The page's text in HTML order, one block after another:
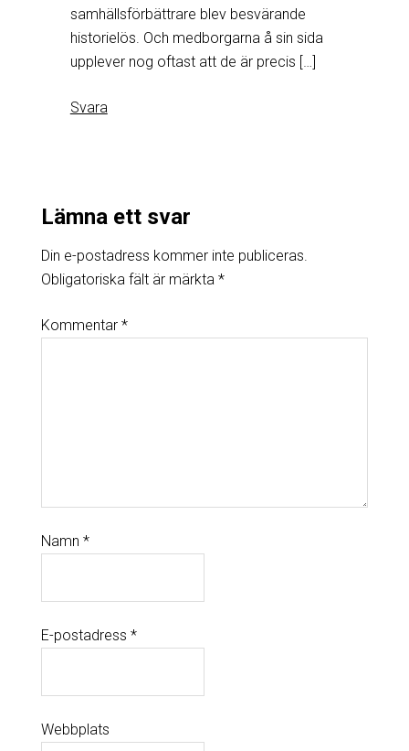
samhällsförbättrare blev besvärande
historielös. Och medborgarna å sin sida
upplever nog oftast att de är precis […]
Svara
Lämna ett svar
Din e-postadress kommer inte publiceras.
Obligatoriska fält är märkta *
Kommentar *
Namn *
E-postadress *
Webbplats